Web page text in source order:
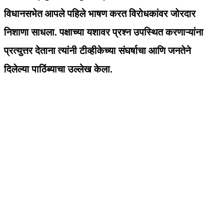
विधानसभेत आपले पहिले भाषण करत विरोधकांवर जोरदार
निशाणा साधला. पक्षाच्या यशावर प्रश्न उपस्थित करणाऱ्यांना
प्रत्युत्तर देताना त्यांनी टीव्हीकेच्या संघर्षाचा आणि जनतेने
दिलेल्या पाठिंब्याचा उल्लेख केला.